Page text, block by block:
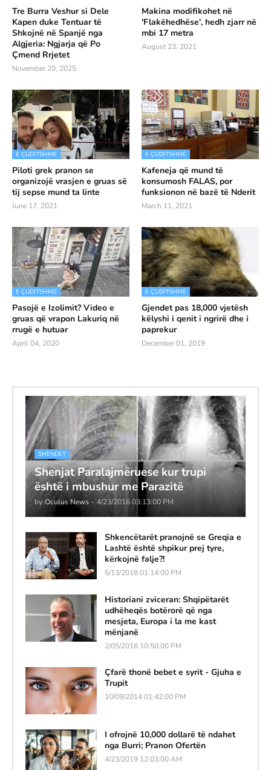
Tre Burra Veshur si Dele
Kapen duke Tentuar të
Shkojnë në Spanjë nga
Algjeria: Ngjarja që Po
Çmend Rrjetet
November 20, 2025
Makina modifikohet në
'Flakëhedhëse', hedh zjarr në
mbi 17 metra
August 23, 2021
E ÇUDITSHME
Piloti grek pranon se
organizojë vrasjen e gruas së
tij sepse mund ta linte
June 17, 2021
E ÇUDITSHME
Kafeneja që mund të
konsumosh FALAS, por
funksionon në bazë të Nderit
March 11, 2021
E ÇUDITSHME
Pasojë e Izolimit? Video e
gruas që vrapon Lakuriq në
rrugë e hutuar
April 04, 2020
E ÇUDITSHME
Gjendet pas 18,000 vjetësh
këlyshi i qenit i ngrirë dhe i
paprekur
December 01, 2019
SHENDET
Shenjat Paralajmëruese kur trupi
është i mbushur me Parazitë
by Oculus News - 4/23/2016 03:13:00 PM
Shkencëtarët pranojnë se Greqia e
Lashtë është shpikur prej tyre,
kërkojnë falje?!
5/13/2018 01:14:00 PM
Historiani zviceran: Shqipëtarët
udhëheqës botërorë që nga
mesjeta, Europa i la me kast
mënjanë
2/05/2016 10:50:00 PM
Çfarë thonë bebet e syrit - Gjuha e
Trupit
10/09/2014 01:42:00 PM
I ofrojnë 10,000 dollarë të ndahet
nga Burri; Pranon Ofertën
4/23/2019 12:03:00 AM